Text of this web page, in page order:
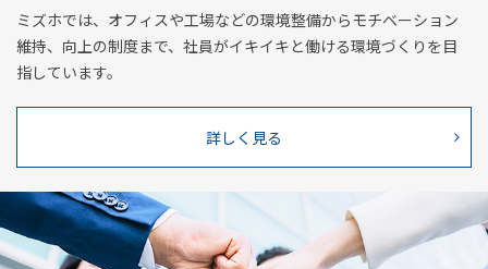
ミズホでは、オフィスや工場などの環境整備からモチベーション
維持、向上の制度まで、 社員がイキイキと働ける環境づくりを目
指しています。
詳しく見る